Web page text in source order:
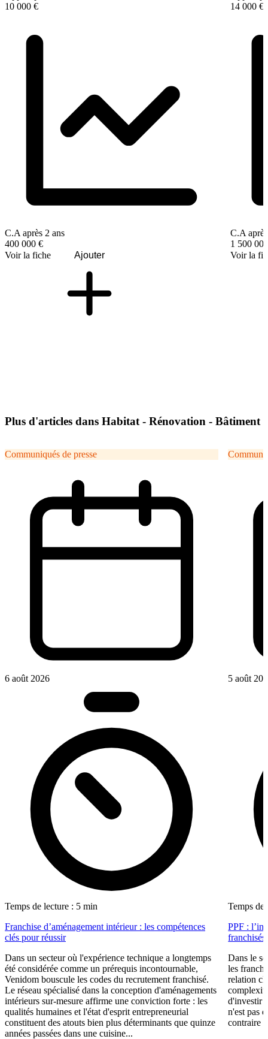
10 000 €
C.A après 2 ans
400 000 €
Voir la fiche
Ajouter
14 000 €
C.A
1 500
Voir la
Plus d'articles dans Habitat - Rénovation - Bâtiment
Communiqués de presse
6 août 2026
Temps de lecture : 5 min
Franchise d’aménagement intérieur : les compétences
clés pour réussir
Dans un secteur où l'expérience technique a longtemps
été considérée comme un prérequis incontournable,
Venidom bouscule les codes du recrutement franchisé.
Le réseau spécialisé dans la conception d'aménagements
intérieurs sur-mesure affirme une conviction forte : les
qualités humaines et l'état d'esprit entrepreneurial
constituent des atouts bien plus déterminants que quinze
années passées dans une cuisine...
5 août
Temps de
PPF :
franchisés
Dans le
les
relation
d'investir
n'est pas
contraire